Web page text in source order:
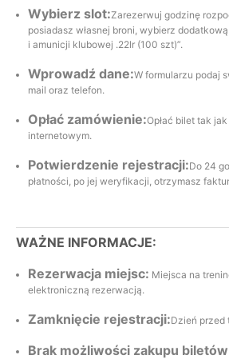
Wybierz slot:Zarezerwuj godzinę
posiadasz własnej broni, wybierz
i amunicji klubowej .22lr (100 szt)”.
Wprowadź dane:W formularzu podaj
mail oraz telefon.
Opłać zamówienie:Opłać bilet tak
internetowym.
Potwierdzenie rejestracji:Do 24
płatności, po jej weryfikacji, otrzymasz
WAŻNE INFORMACJE:
Rezerwacja miejsc: Miejsca na
elektroniczną rezerwacją.
Zamknięcie rejestracji:Dzień przed
Brak możliwości zakupu